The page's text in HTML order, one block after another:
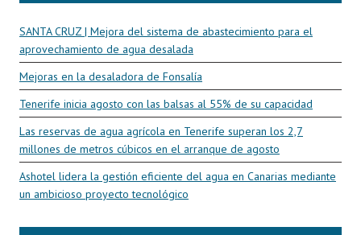
SANTA CRUZ | Mejora del sistema de abastecimiento para el
aprovechamiento de agua desalada
Mejoras en la desaladora de Fonsalía
Tenerife inicia agosto con las balsas al 55% de su capacidad
Las reservas de agua agrícola en Tenerife superan los 2,7
millones de metros cúbicos en el arranque de agosto
Ashotel lidera la gestión eficiente del agua en Canarias mediante
un ambicioso proyecto tecnológico